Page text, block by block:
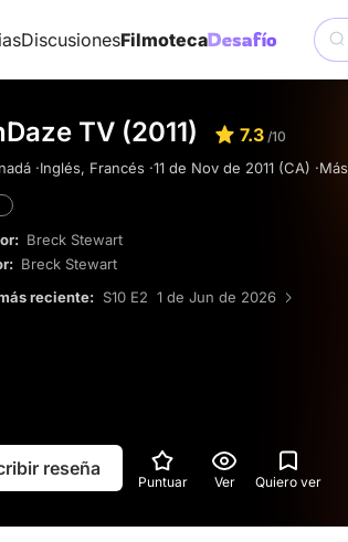
DiscusionesFilmoteca
TV (2011) 7.3 /10
·Inglés, Francés ·11 de Nov de 2011 (CA) ·Más
Breck Stewart
Breck Stewart
reciente: S10 E2 1 de Jun de 2026
reseña
Puntuar Ver Quiero ver